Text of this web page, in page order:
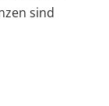
sind